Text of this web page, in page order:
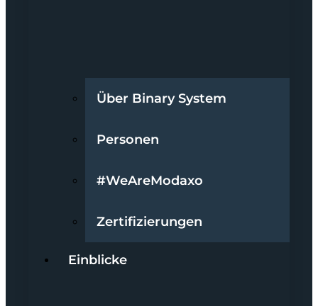
Über Binary System
Personen
#WeAreModaxo
Zertifizierungen
Einblicke